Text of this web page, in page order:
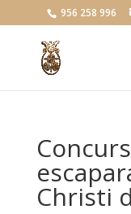
956 258 996
Christi